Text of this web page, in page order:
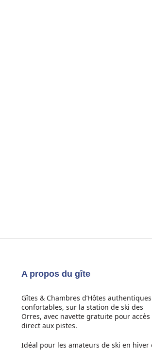
A propos du gîte
Gîtes & Chambres d’Hôtes
confortables, sur la station de ski des
Orres, avec navette gratuite pour accès
direct aux pistes.
Idéal pour les amateurs de ski en hiver